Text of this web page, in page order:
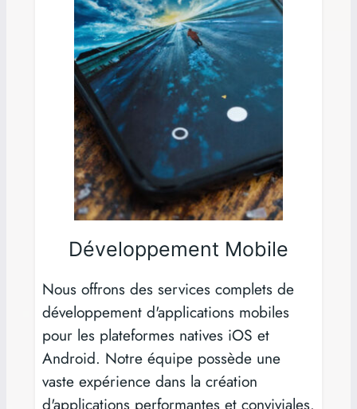
Développement Mobile
Nous offrons des services complets de
développement d'applications mobiles
pour les plateformes natives iOS et
Android. Notre équipe possède une
vaste expérience dans la création
d'applications performantes et conviviales.